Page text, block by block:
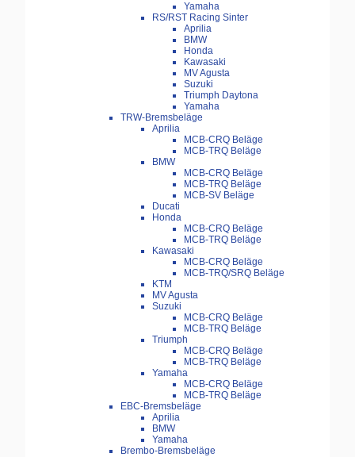
Yamaha
RS/RST Racing Sinter
Aprilia
BMW
Honda
Kawasaki
MV Agusta
Suzuki
Triumph Daytona
Yamaha
TRW-Bremsbeläge
Aprilia
MCB-CRQ Beläge
MCB-TRQ Beläge
BMW
MCB-CRQ Beläge
MCB-TRQ Beläge
MCB-SV Beläge
Ducati
Honda
MCB-CRQ Beläge
MCB-TRQ Beläge
Kawasaki
MCB-CRQ Beläge
MCB-TRQ/SRQ Beläge
KTM
MV Agusta
Suzuki
MCB-CRQ Beläge
MCB-TRQ Beläge
Triumph
MCB-CRQ Beläge
MCB-TRQ Beläge
Yamaha
MCB-CRQ Beläge
MCB-TRQ Beläge
EBC-Bremsbeläge
Aprilia
BMW
Yamaha
Brembo-Bremsbeläge